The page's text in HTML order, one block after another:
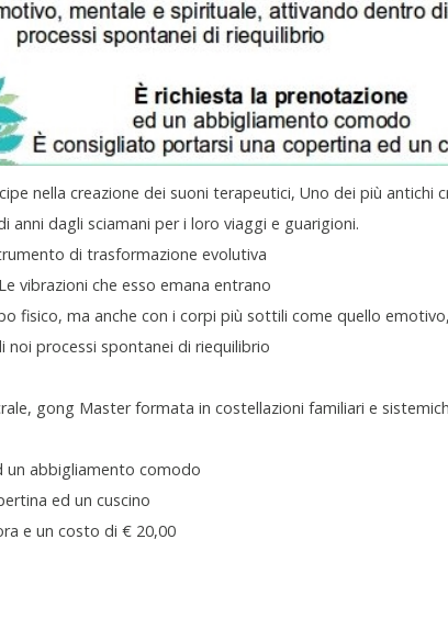
nella creazione dei suoni terapeutici, Uno dei più antichi
anni dagli sciamani per i loro viaggi e guarigioni.
di trasformazione evolutiva
vibrazioni che esso emana entrano
fisico, ma anche con i corpi più sottili come quello
processi spontanei di riequilibrio
gong Master formata in costellazioni familiari e
un abbigliamento comodo
ed un cuscino
e un costo di € 20,00